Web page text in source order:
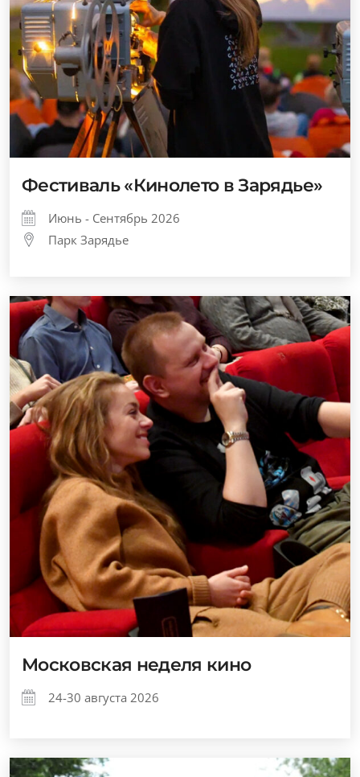
Фестиваль «Кинолето в Зарядье»
Июнь - Сентябрь 2026
Парк Зарядье
Московская неделя кино
24-30 августа 2026